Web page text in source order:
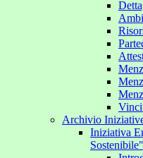
Archivio
Iniziativa